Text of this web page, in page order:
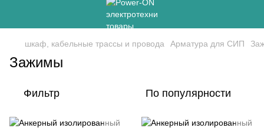
шкаф, кабельные трассы и провода Арматура для СИП
Зажимы
Фильтр По популярности